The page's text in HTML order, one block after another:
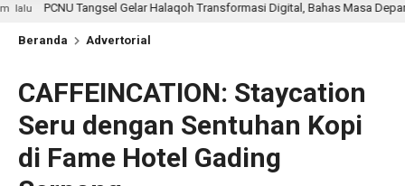
Tangsel Gelar Halaqoh Transformasi Digital, Bahas Masa Depan NU di Era
Beranda Advertorial
CAFFEINCATION: Staycation
Seru dengan Sentuhan Kopi
di Fame Hotel Gading